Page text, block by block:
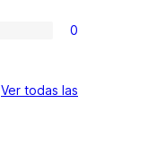
0
Ver todas las